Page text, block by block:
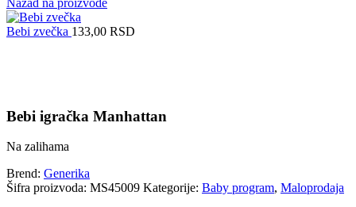
Nazad na proizvode
Bebi zvečka 133,00 RSD
Bebi igračka Manhattan
Na zalihama
Brend: Generika
Šifra proizvoda: MS45009 Kategorije: Baby program, Maloprodaja